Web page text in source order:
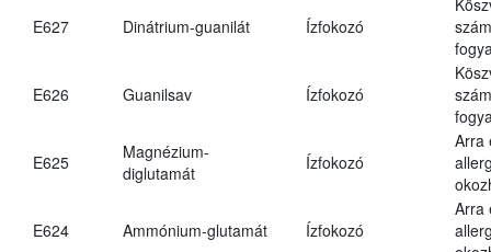
E627 Dinátrium-guanilát Ízfokozó
E626 Guanilsav Ízfokozó
E625
Magnézium-
diglutamát
Ízfokozó
Arra
E624 Ammónium-glutamát Ízfokozó
Arra